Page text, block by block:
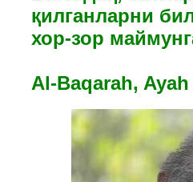
қилганларни
хор-зор
Al-Baqarah, Ayah